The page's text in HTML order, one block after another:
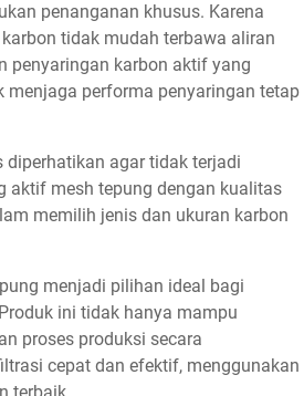
penanganan khusus. Karena
tidak mudah terbawa aliran
penyaringan karbon aktif yang
menjaga performa penyaringan tetap
agar tidak terjadi
aktif mesh tepung dengan kualitas
memilih jenis dan ukuran karbon
menjadi pilihan ideal bagi
ini tidak hanya mampu
proses produksi secara
cepat dan efektif, menggunakan